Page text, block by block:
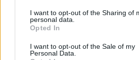
I want to opt-out of the Sharing of
personal data.
Opted In
I want to opt-out of the Sale of my
Personal Data.
nemiršta“ ir „Rusija bus laivas“.
Adamkaus dekretu buvo